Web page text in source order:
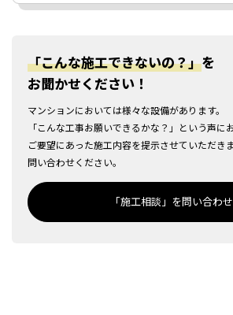
「こんな施工できないの？」を
お聞かせください！
マンションにおいては様々な設備があります。
「こんな工事お願いできるかな？」という声に
ご要望にあった施工内容を提示させていただき
問い合わせください。
「施工相談」を問い合わ